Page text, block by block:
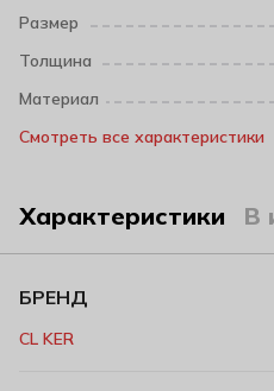
Размер
Толщина
Материал
Смотреть все характеристики
Характеристики В
БРЕНД
CL KER